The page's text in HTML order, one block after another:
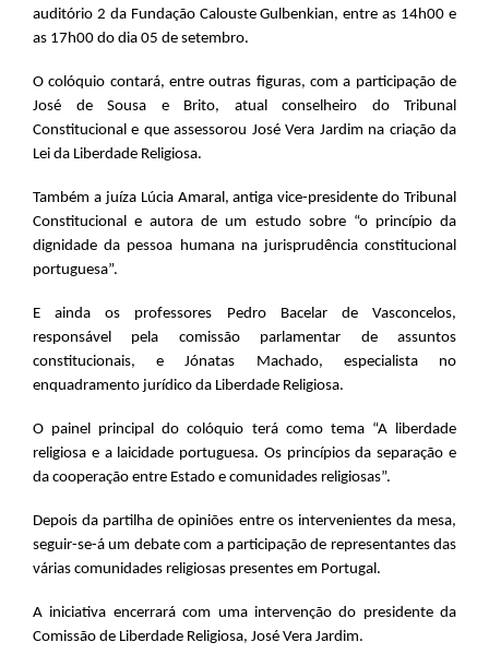
auditório 2 da Fundação Calouste Gulbenkian, entre as 14h00 e
as 17h00 do dia 05 de setembro.
O colóquio contará, entre outras figuras, com a participação de
José de Sousa e Brito, atual conselheiro do Tribunal
Constitucional e que assessorou José Vera Jardim na criação da
Lei da Liberdade Religiosa.
Também a juíza Lúcia Amaral, antiga vice-presidente do Tribunal
Constitucional e autora de um estudo sobre “o princípio da
dignidade da pessoa humana na jurisprudência constitucional
portuguesa”.
E ainda os professores Pedro Bacelar de Vasconcelos,
responsável pela comissão parlamentar de assuntos
constitucionais, e Jónatas Machado, especialista no
enquadramento jurídico da Liberdade Religiosa.
O painel principal do colóquio terá como tema “A liberdade
religiosa e a laicidade portuguesa. Os princípios da separação e
da cooperação entre Estado e comunidades religiosas”.
Depois da partilha de opiniões entre os intervenientes da mesa,
seguir-se-á um debate com a participação de representantes das
várias comunidades religiosas presentes em Portugal.
A iniciativa encerrará com uma intervenção do presidente da
Comissão de Liberdade Religiosa, José Vera Jardim.